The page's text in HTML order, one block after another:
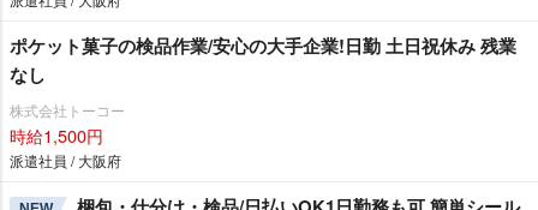
ポケット菓子の検品作業/安心の大手企業!日勤 土日祝休み 残業
なし
株式会社トーコー
時給1,500円
派遣社員 / 大阪府